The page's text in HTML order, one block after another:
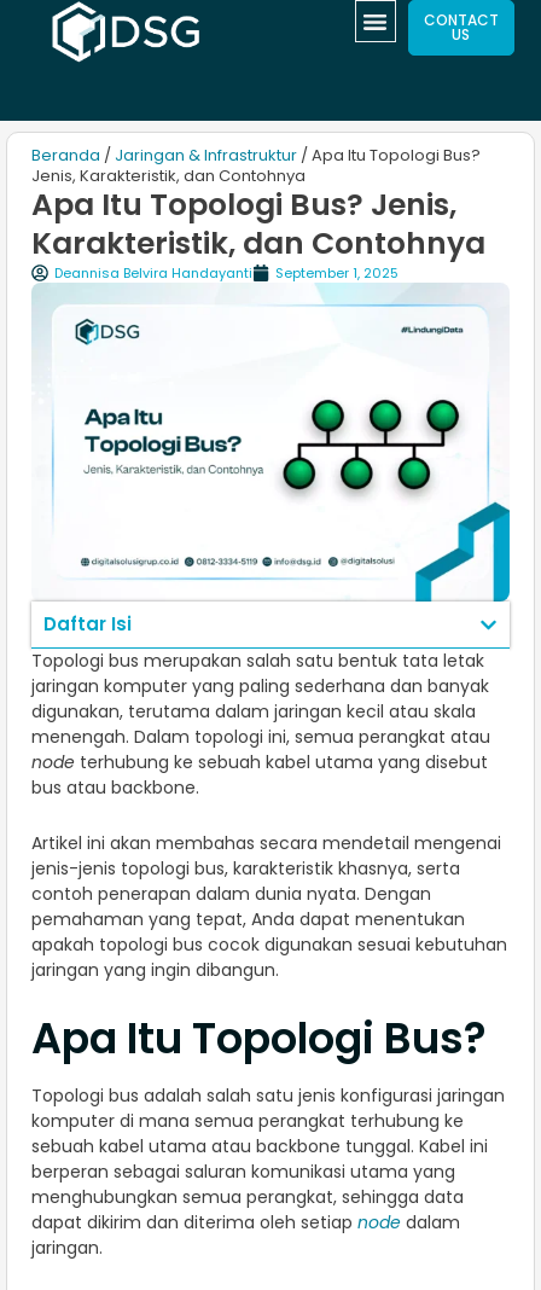
CONTACT
US
Beranda / Jaringan & Infrastruktur / Apa Itu Topologi Bus?
Jenis, Karakteristik, dan Contohnya
Apa Itu Topologi Bus? Jenis,
Karakteristik, dan Contohnya
Deannisa Belvira Handayanti September 1, 2025
Daftar Isi
Topologi bus merupakan salah satu bentuk tata letak
jaringan komputer yang paling sederhana dan banyak
digunakan, terutama dalam jaringan kecil atau skala
menengah. Dalam topologi ini, semua perangkat atau
node terhubung ke sebuah kabel utama yang disebut
bus atau backbone.
Artikel ini akan membahas secara mendetail mengenai
jenis-jenis topologi bus, karakteristik khasnya, serta
contoh penerapan dalam dunia nyata. Dengan
pemahaman yang tepat, Anda dapat menentukan
apakah topologi bus cocok digunakan sesuai kebutuhan
jaringan yang ingin dibangun.
Apa Itu Topologi Bus?
Topologi bus adalah salah satu jenis konfigurasi jaringan
komputer di mana semua perangkat terhubung ke
sebuah kabel utama atau backbone tunggal. Kabel ini
berperan sebagai saluran komunikasi utama yang
menghubungkan semua perangkat, sehingga data
dapat dikirim dan diterima oleh setiap node dalam
jaringan.